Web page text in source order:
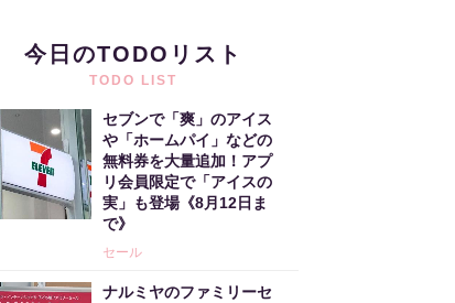
今日のTODOリスト
TODO LIST
セブンで「爽」のアイス
や「ホームパイ」などの
無料券を大量追加！アプ
リ会員限定で「アイスの
実」も登場《8月12日ま
で》
セール
ナルミヤのファミリーセ